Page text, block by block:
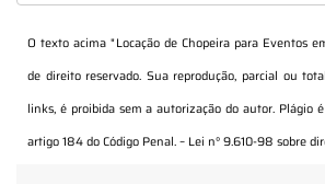
O texto acima "Locação de Chopeira para Eventos
de direito reservado. Sua reprodução, parcial ou
links, é proibida sem a autorização do autor. Plágio
artigo 184 do Código Penal. – Lei n° 9.610-98 sobre